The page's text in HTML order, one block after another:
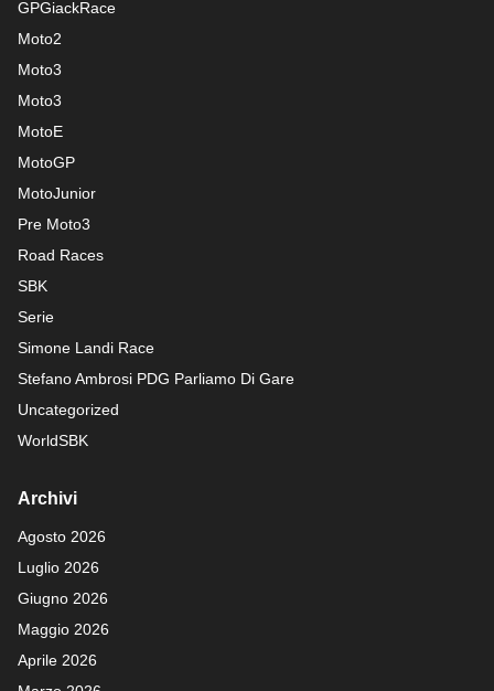
GPGiackRace
Moto2
Moto3
Moto3
MotoE
MotoGP
MotoJunior
Pre Moto3
Road Races
SBK
Serie
Simone Landi Race
Stefano Ambrosi PDG Parliamo Di Gare
Uncategorized
WorldSBK
Archivi
Agosto 2026
Luglio 2026
Giugno 2026
Maggio 2026
Aprile 2026